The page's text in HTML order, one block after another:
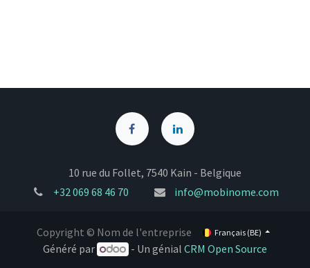
10 rue du Follet, 7540 Kain - Belgique
+32 069 68 46 70 info@mobinome.com
Copyright © Nom de l'entreprise Français (BE)
Généré par - Un génialCRM Open Source